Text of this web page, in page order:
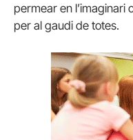
permear en l’imaginari
per al gaudi de totes.